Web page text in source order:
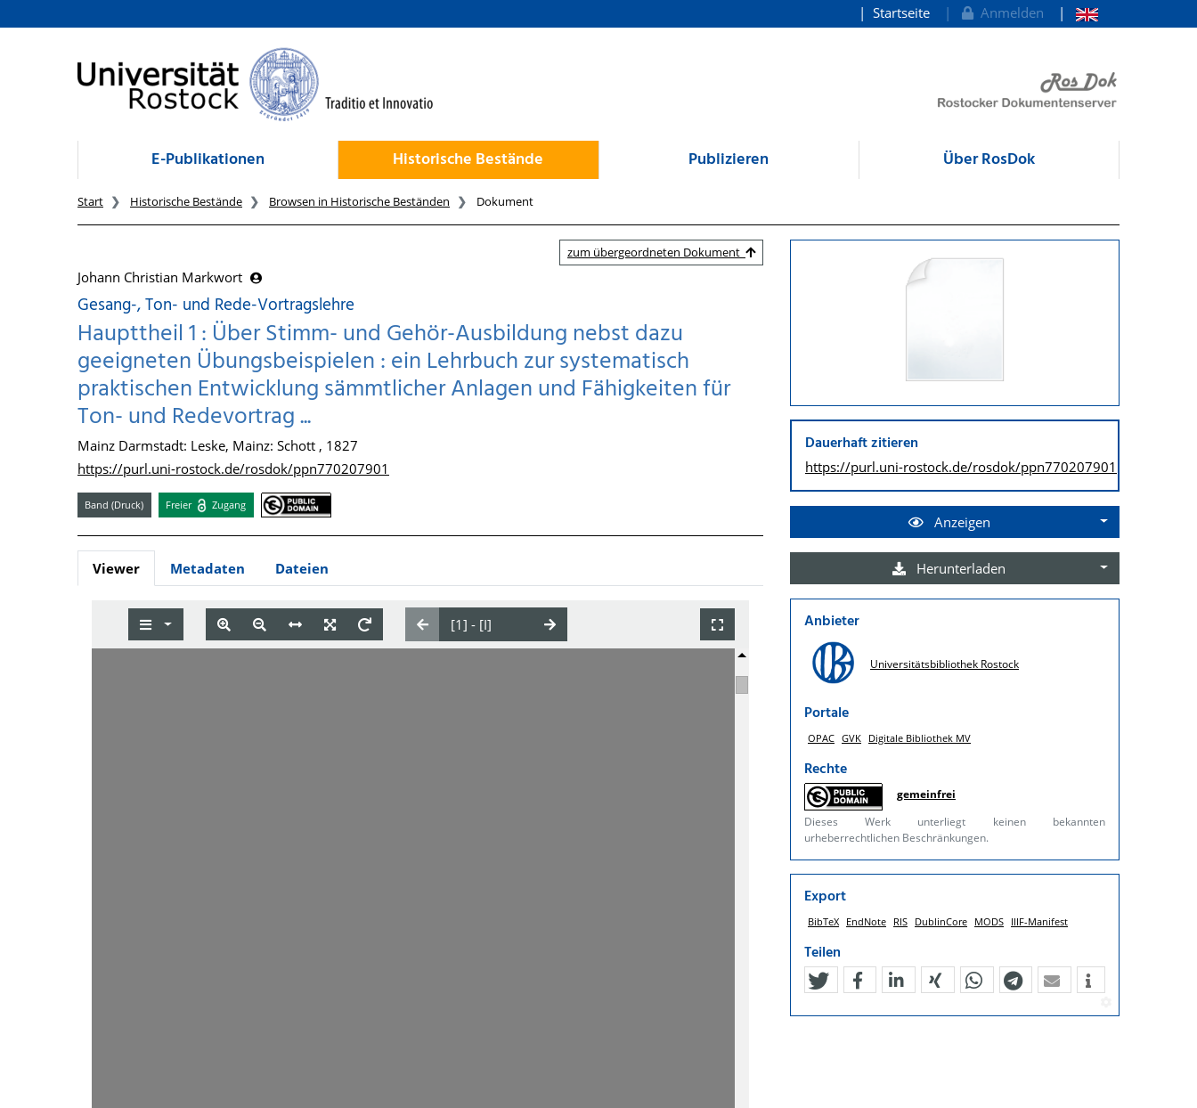
zum Inhalt
Startseite Anmelden
E-Publikationen Historische Bestände Publizieren Über RosDok
Start Historische Bestände Browsen in Historische Beständen Dokument
zum übergeordneten Dokument
Johann Christian Markwort
Gesang-, Ton- und Rede-Vortragslehre
Haupttheil 1 : Über Stimm- und Gehör-Ausbildung nebst dazu
geeigneten Übungsbeispielen : ein Lehrbuch zur systematisch
praktischen Entwicklung sämmtlicher Anlagen und Fähigkeiten für
Ton- und Redevortrag ...
Mainz Darmstadt: Leske, Mainz: Schott , 1827
https://purl.uni-rostock.de/rosdok/ppn770207901
Band (Druck) Freier Zugang
Viewer Metadaten Dateien
Dauerhaft zitieren
https://purl.uni-rostock.de/rosdok/ppn770207901
Anzeigen
Herunterladen
Anbieter
Universitätsbibliothek Rostock
Portale
OPAC GVK Digitale Bibliothek MV
Rechte
gemeinfrei
Dieses Werk unterliegt keinen bekannten
urheberrechtlichen Beschränkungen.
Export
BibTeX EndNote RIS DublinCore MODS IIIF-Manifest
Teilen